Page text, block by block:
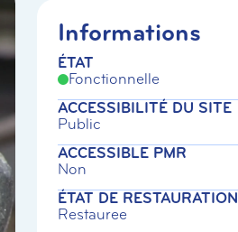
Informations
ÉTAT
Fonctionnelle
ACCESSIBILITÉ DU SITE
Public
ACCESSIBLE PMR
Non
ÉTAT DE RESTAURATION
Restauree